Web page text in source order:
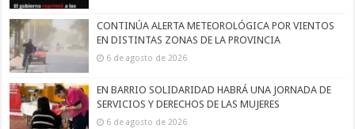
CONTINÚA ALERTA METEOROLÓGICA POR VIENTOS
EN DISTINTAS ZONAS DE LA PROVINCIA
6 de agosto de 2026
EN BARRIO SOLIDARIDAD HABRÁ UNA JORNADA DE
SERVICIOS Y DERECHOS DE LAS MUJERES
6 de agosto de 2026